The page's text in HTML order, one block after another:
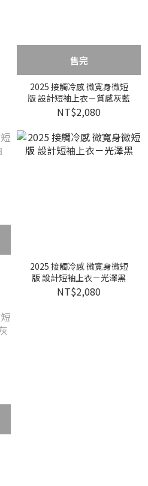
售完
2025 接觸冷感 微寬身微短
版 設計短袖上衣－質感灰藍
NT$2,080
2025 接觸冷感 微寬身微短
版 設計短袖上衣－光澤黑
NT$2,080